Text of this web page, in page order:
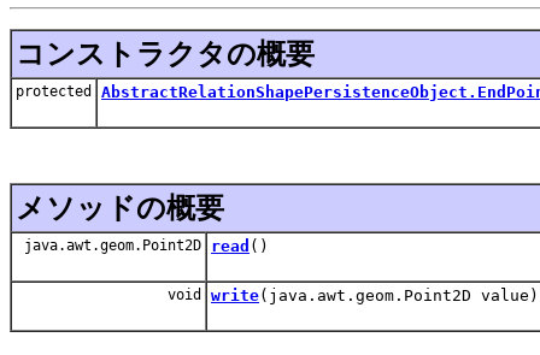
コンストラクタの概要
protected
メソッドの概要
java.awt.geom.Point2D read ()
void write(java.awt.geom.Point2D value)